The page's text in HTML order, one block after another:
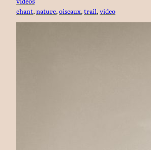
chant, nature, oiseaux, trail, video